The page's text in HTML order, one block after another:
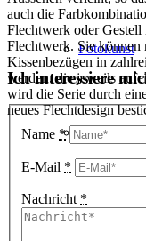
Fotokunst
3D
auch die
Flechtwerk oder
Flechtwerk. Sie können
Kissenbezügen in
werden, die jeweils
wird die Serie durch
neues Flechtdesign
Ich interessiere
Name *
E-Mail *
Nachricht *